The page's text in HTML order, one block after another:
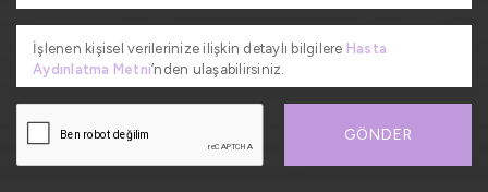
İşlenen kişisel verilerinize ilişkin detaylı bilgilere Hasta
Aydınlatma Metni’nden ulaşabilirsiniz.
GÖNDER